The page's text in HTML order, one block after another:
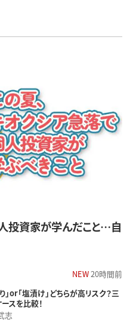
投資家が学んだこと…自
NEW20時間前
」or「塩漬け」どちらが高リスク？三
スを比較！
志